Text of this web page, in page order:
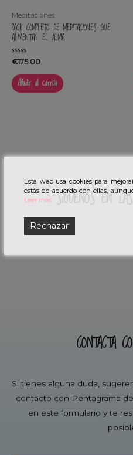
Meditaciones
PACK COMPLETO DE MEDITACIONES QUE
ALIMENTAN EL ALMA
Valorado
de
5
€175.00
Añadir al carrito
SÍGUENOS EN
CONTACTA
Si tienes alguna duda,
contacto con Pentagrama
en este formulario y te
Esta web usa cookies para
estás de acuerdo con ellas,
Leer más
Rechazar